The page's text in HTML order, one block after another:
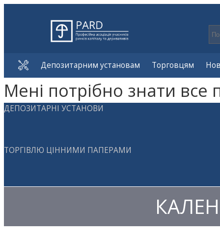
Депозитарним установам Торговцям
Мені потрібно знати все
ДЕПОЗИТАРНІ УСТАНОВИ
ТОРГІВЛЮ ЦІННИМИ ПАПЕРАМИ